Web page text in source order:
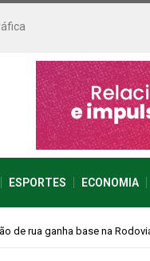
ESPORTES ECONOMIA
Dia dos Pais